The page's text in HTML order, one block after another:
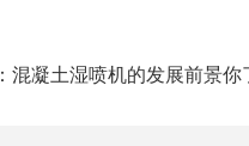
混凝土湿喷机的发展前景你